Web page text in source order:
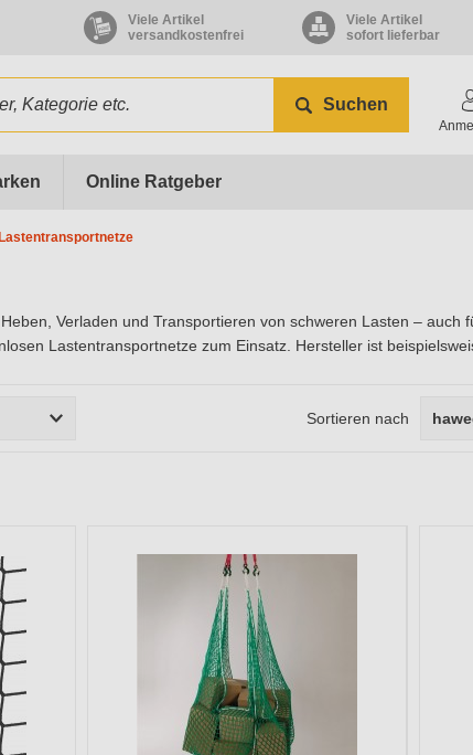
Viele Artikel
versandkostenfrei
Viele Artikel
sofort lieferbar
Suchen
Online Ratgeber
Lastentransportnetze
Verladen und Transportieren von schweren Lasten – auch
Lastentransportnetze zum Einsatz. Hersteller ist
Sortieren nach